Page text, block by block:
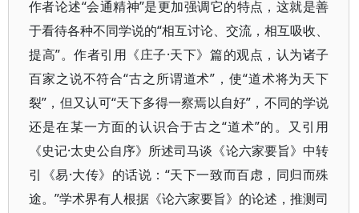
作者论述“会通精神”是更加强调它的特点，这就是善
于看待各种不同学说的“相互讨论、交流，相互吸收、
提高”。作者引用《庄子·天下》篇的观点，认为诸子
百家之说不符合“古之所谓道术”，使“道术将为天下
裂”，但又认可“天下多得一察焉以自好”，不同的学说
还是在某一方面的认识合于古之“道术”的。又引用
《史记·太史公自序》所述司马谈《论六家要旨》中转
引《易·大传》的话说：“天下一致而百虑，同归而殊
途。”学术界有人根据《论六家要旨》的论述，推测司